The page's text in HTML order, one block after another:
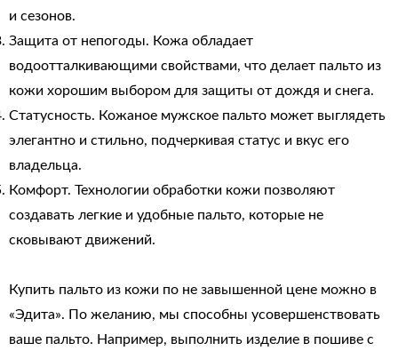
и сезонов.
Защита от непогоды. Кожа обладает
водоотталкивающими свойствами, что делает пальто из
кожи хорошим выбором для защиты от дождя и снега.
Статусность. Кожаное мужское пальто может выглядеть
элегантно и стильно, подчеркивая статус и вкус его
владельца.
Комфорт. Технологии обработки кожи позволяют
создавать легкие и удобные пальто, которые не
сковывают движений.
Купить пальто из кожи по не завышенной цене можно в
«Эдита». По желанию, мы способны усовершенствовать
ваше пальто. Например, выполнить изделие в пошиве с